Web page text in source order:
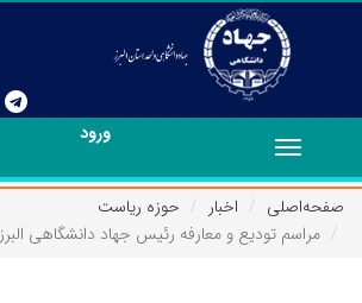
ورود
Toggle
navigation
صفحه‌اصلی
اخبار
حوزه ریاست
مراسم تودیع و معارفه رئیس جهاد دانشگاهی البرز